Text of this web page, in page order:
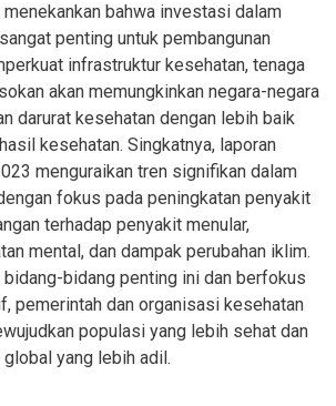
menekankan bahwa investasi dalam
penting untuk pembangunan
infrastruktur kesehatan, tenaga
akan memungkinkan negara-negara
darurat kesehatan dengan lebih baik
kesehatan. Singkatnya, laporan
menguraikan tren signifikan dalam
fokus pada peningkatan penyakit
terhadap penyakit menular,
mental, dan dampak perubahan iklim.
bidang-bidang penting ini dan berfokus
pemerintah dan organisasi kesehatan
populasi yang lebih sehat dan
yang lebih adil.